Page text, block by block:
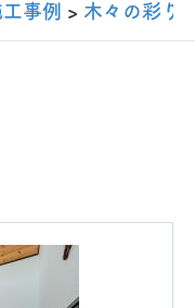
事例 > 木々の彩り